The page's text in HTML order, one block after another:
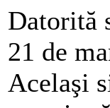
Datorită
21 de
Acelaşi